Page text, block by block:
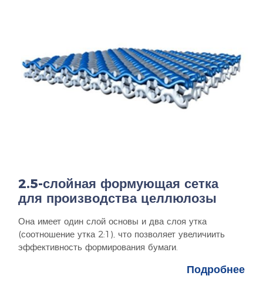
2.5-слойная формующая сетка
для производства целлюлозы
Она имеет один слой основы и два слоя утка
(соотношение утка 2:1), что позволяет увеличиить
эффективность формирования бумаги.
Подробнее